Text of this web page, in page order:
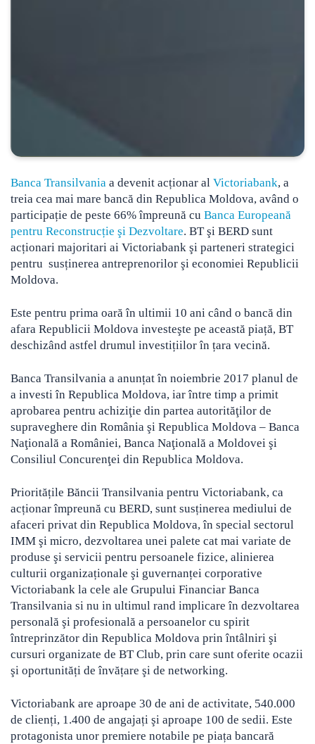
Banca Transilvania a devenit acționar al Victoriabank, a
treia cea mai mare bancă din Republica Moldova, având o
participație de peste 66% împreună cu Banca Europeană
pentru Reconstrucție şi Dezvoltare. BT şi BERD sunt
acționari majoritari ai Victoriabank şi parteneri strategici
pentru susținerea antreprenorilor şi economiei Republicii
Moldova.
Este pentru prima oară în ultimii 10 ani când o bancă din
afara Republicii Moldova investeşte pe această piață, BT
deschizând astfel drumul investițiilor în țara vecină.
Banca Transilvania a anunțat în noiembrie 2017 planul de
a investi în Republica Moldova, iar între timp a primit
aprobarea pentru achiziţie din partea autorităţilor de
supraveghere din România şi Republica Moldova – Banca
Naţională a României, Banca Naţională a Moldovei şi
Consiliul Concurenţei din Republica Moldova.
Prioritățile Băncii Transilvania pentru Victoriabank, ca
acționar împreună cu BERD, sunt susținerea mediului de
afaceri privat din Republica Moldova, în special sectorul
IMM şi micro, dezvoltarea unei palete cat mai variate de
produse şi servicii pentru persoanele fizice, alinierea
culturii organizaționale şi guvernanței corporative
Victoriabank la cele ale Grupului Financiar Banca
Transilvania si nu in ultimul rand implicare în dezvoltarea
personală şi profesională a persoanelor cu spirit
întreprinzător din Republica Moldova prin întâlniri şi
cursuri organizate de BT Club, prin care sunt oferite ocazii
şi oportunități de învățare şi de networking.
Victoriabank are aproape 30 de ani de activitate, 540.000
de clienți, 1.400 de angajați şi aproape 100 de sedii. Este
protagonista unor premiere notabile pe piața bancară